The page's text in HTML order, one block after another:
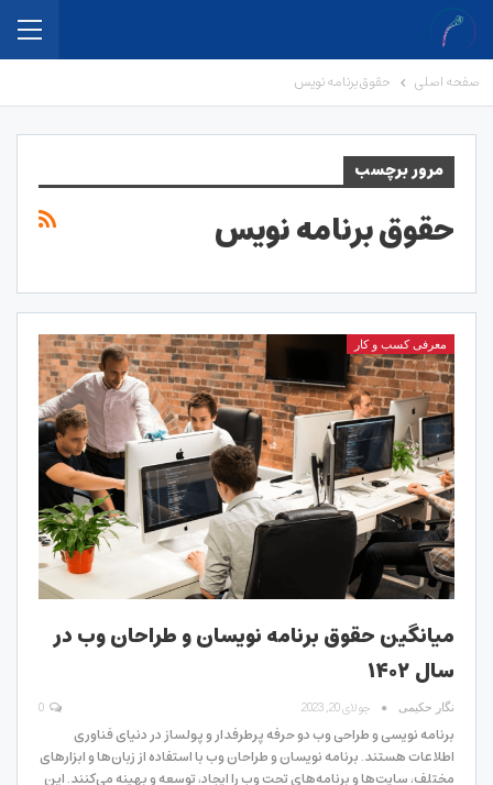
صفحه اصلی حقوق برنامه نویس
مرور برچسب
حقوق برنامه نویس
معرفی کسب و کار
میانگین حقوق برنامه نویسان و طراحان وب در
سال ۱۴۰۲
نگار حکیمی جولای 20, 2023
برنامه نویسی و طراحی وب دو حرفه پرطرفدار و پولساز در دنیای فناوری
اطلاعات هستند. برنامه نویسان و طراحان وب با استفاده از زبان‌ها و ابزارهای
مختلف، سایت‌ها و برنامه‌های تحت وب را ایجاد، توسعه و بهینه می‌کنند. این